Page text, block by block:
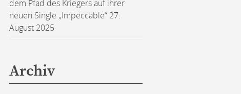
dem Pfad des Kriegers auf ihrer
neuen Single „Impeccable“ 27.
August 2025
Archiv